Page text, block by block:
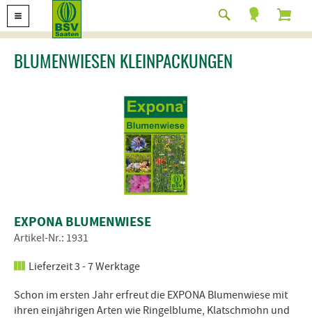
BLUMENWIESEN KLEINPACKUNGEN
EXPONA BLUMENWIESE
Artikel-Nr.: 1931
Lieferzeit 3 - 7 Werktage
Schon im ersten Jahr erfreut die EXPONA Blumenwiese mit
ihren einjährigen Arten wie Ringelblume, Klatschmohn und